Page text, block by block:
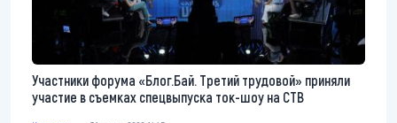
Участники форума «Блог.Бай. Третий трудовой» приняли
участие в съемках спецвыпуска ток-шоу на СТВ